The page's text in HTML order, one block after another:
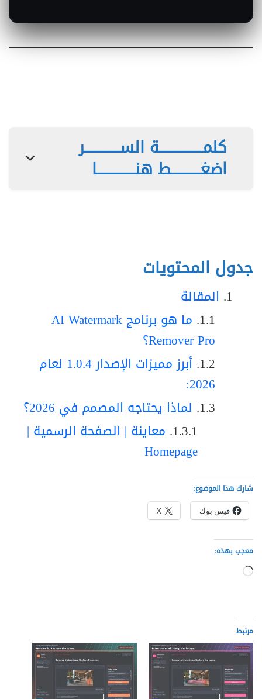
كلمـــــــــــــــة الســــــــــــر
اضغــــــــــط هنـــــــــــــا
جدول المحتويات
المقالة
ما هو برنامج AI Watermark
Remover Pro؟
أبرز مميزات الإصدار 1.0.4 لعام
2026:
لماذا يحتاجه المصمم في 2026؟
معاينة | الصفحة الرسمية |
Homepage
شارك هذا الموضوع:
فيس بوك X
معجب بهذه:
جاري
مرتبط